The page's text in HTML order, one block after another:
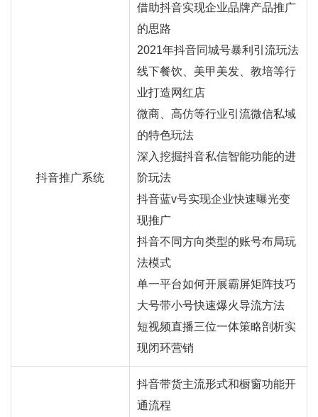
抖音推广系统
借助抖音实现企业品牌产品推广
的思路
2021年抖音同城号暴利引流玩法
线下餐饮、美甲美发、教培等行
业打造网红店
微商、高仿等行业引流微信私域
的特色玩法
深入挖掘抖音私信智能功能的进
阶玩法
抖音蓝v号实现企业快速曝光变
现推广
抖音不同方向类型的账号布局玩
法模式
单一平台如何开展霸屏矩阵技巧
大号带小号快速爆火导流方法
短视频直播三位一体策略剖析实
现闭环营销
抖音带货主流形式和橱窗功能开
通流程